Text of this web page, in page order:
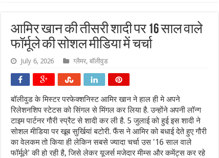
आमिर खान की तीसरी शादी पर 16 साल वाले
फॉर्मूले की सोशल मीडिया में चर्चा
July 6, 2026 ग्लैमर,बॉलीवुड
बॉलीवुड के मिस्टर परफेक्शनिस्ट आमिर खान ने हाल ही मे अपने
रिलेशनशिप स्टेटस को सिंगल से मिंगल कर लिया है. उन्होंने अपनी लॉन्ग
टाइम पार्टनर गौरी स्प्रैट से शादी कर ली है. 5 जुलाई को हुई इस शादी ने
सोशल मीडिया पर खूब सुर्खियां बटोरी. फैंस ने आमिर को बधाई देते हुए गौरी
का वेलकम तो किया ही लेकिन सबसे ज्यादा चर्चा उस '16 साल वाले
फॉर्मूले' की हो रही है, जिसे लेकर यूजर्स मजेदार मीम्स और कमेंट्स कर रहे